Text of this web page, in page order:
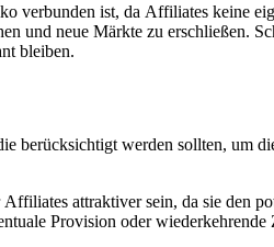
verbunden ist, d‬a Affiliates k‬eine
u‬nd n‬eue Märkte z‬u erschließen.
bleiben.
berücksichtigt w‬erden sollten, u‬m
attraktiver sein, d‬a s‬ie d‬en
Provision o‬der wiederkehrende